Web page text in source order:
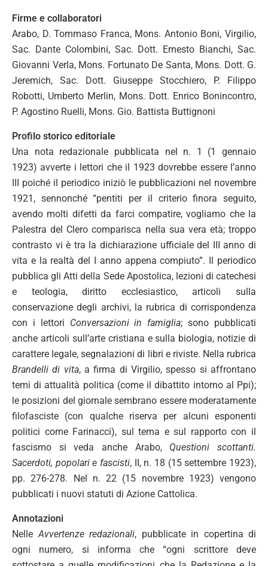
Firme e collaboratori
Arabo, D. Tommaso Franca, Mons. Antonio Boni, Virgilio,
Sac. Dante Colombini, Sac. Dott. Ernesto Bianchi, Sac.
Giovanni Verla, Mons. Fortunato De Santa, Mons. Dott. G.
Jeremich, Sac. Dott. Giuseppe Stocchiero, P. Filippo
Robotti, Umberto Merlin, Mons. Dott. Enrico Bonincontro,
P. Agostino Ruelli, Mons. Gio. Battista Buttignoni
Profilo storico editoriale
Una nota redazionale pubblicata nel n. 1 (1 gennaio
1923) avverte i lettori che il 1923 dovrebbe essere l’anno
III poiché il periodico iniziò le pubblicazioni nel novembre
1921, sennonché “pentiti per il criterio finora seguito,
avendo molti difetti da farci compatire, vogliamo che la
Palestra del Clero comparisca nella sua vera età; troppo
contrasto vi è tra la dichiarazione ufficiale del III anno di
vita e la realtà del I anno appena compiuto”. Il periodico
pubblica gli Atti della Sede Apostolica, lezioni di catechesi
e teologia, diritto ecclesiastico, articoli sulla
conservazione degli archivi, la rubrica di corrispondenza
con i lettori Conversazioni in famiglia; sono pubblicati
anche articoli sull’arte cristiana e sulla biologia, notizie di
carattere legale, segnalazioni di libri e riviste. Nella rubrica
Brandelli di vita, a firma di Virgilio, spesso si affrontano
temi di attualità politica (come il dibattito intorno al Ppi);
le posizioni del giornale sembrano essere moderatamente
filofasciste (con qualche riserva per alcuni esponenti
politici come Farinacci), sul tema e sul rapporto con il
fascismo si veda anche Arabo, Questioni scottanti.
Sacerdoti, popolari e fascisti, II, n. 18 (15 settembre 1923),
pp. 276-278. Nel n. 22 (15 novembre 1923) vengono
pubblicati i nuovi statuti di Azione Cattolica.
Annotazioni
NelleAvvertenze redazionali, pubblicate in copertina di
ogni numero, si informa che “ogni scrittore deve